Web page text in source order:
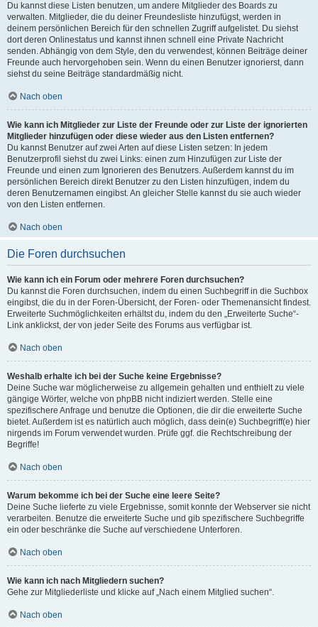
Du kannst diese Listen benutzen, um andere Mitglieder des Boards zu
verwalten. Mitglieder, die du deiner Freundesliste hinzufügst, werden in
deinem persönlichen Bereich für den schnellen Zugriff aufgelistet. Du siehst
dort deren Onlinestatus und kannst ihnen schnell eine Private Nachricht
senden. Abhängig von dem Style, den du verwendest, können Beiträge deiner
Freunde auch hervorgehoben sein. Wenn du einen Benutzer ignorierst, dann
siehst du seine Beiträge standardmäßig nicht.
Nach oben
Wie kann ich Mitglieder zur Liste der Freunde oder zur Liste der ignorierten
Mitglieder hinzufügen oder diese wieder aus den Listen entfernen?
Du kannst Benutzer auf zwei Arten auf diese Listen setzen: In jedem
Benutzerprofil siehst du zwei Links: einen zum Hinzufügen zur Liste der
Freunde und einen zum Ignorieren des Benutzers. Außerdem kannst du im
persönlichen Bereich direkt Benutzer zu den Listen hinzufügen, indem du
deren Benutzernamen eingibst. An gleicher Stelle kannst du sie auch wieder
von den Listen entfernen.
Nach oben
Die Foren durchsuchen
Wie kann ich ein Forum oder mehrere Foren durchsuchen?
Du kannst die Foren durchsuchen, indem du einen Suchbegriff in die Suchbox
eingibst, die du in der Foren-Übersicht, der Foren- oder Themenansicht findest.
Erweiterte Suchmöglichkeiten erhältst du, indem du den „Erweiterte Suche“-
Link anklickst, der von jeder Seite des Forums aus verfügbar ist.
Nach oben
Weshalb erhalte ich bei der Suche keine Ergebnisse?
Deine Suche war möglicherweise zu allgemein gehalten und enthielt zu viele
gängige Wörter, welche von phpBB nicht indiziert werden. Stelle eine
spezifischere Anfrage und benutze die Optionen, die dir die erweiterte Suche
bietet. Außerdem ist es natürlich auch möglich, dass dein(e) Suchbegriff(e) hier
nirgends im Forum verwendet wurden. Prüfe ggf. die Rechtschreibung der
Begriffe!
Nach oben
Warum bekomme ich bei der Suche eine leere Seite?
Deine Suche lieferte zu viele Ergebnisse, somit konnte der Webserver sie nicht
verarbeiten. Benutze die erweiterte Suche und gib spezifischere Suchbegriffe
ein oder beschränke die Suche auf verschiedene Unterforen.
Nach oben
Wie kann ich nach Mitgliedern suchen?
Gehe zur Mitgliederliste und klicke auf „Nach einem Mitglied suchen“.
Nach oben